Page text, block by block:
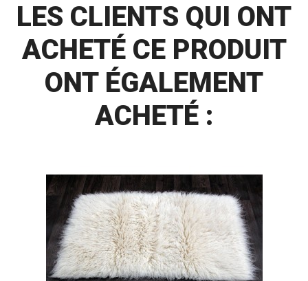
LES CLIENTS QUI ONT
ACHETÉ CE PRODUIT
ONT ÉGALEMENT
ACHETÉ :